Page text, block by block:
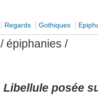
Regards Gothiques
/ épiphanies /
Libellule posée